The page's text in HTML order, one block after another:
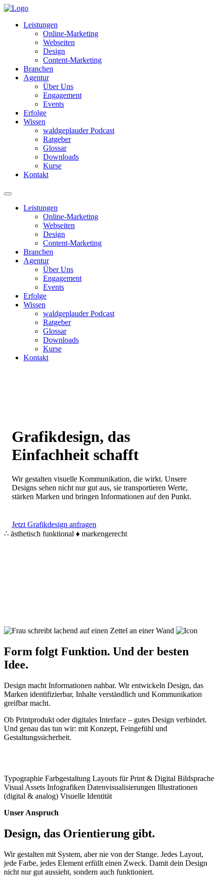
Leistungen
Online-Marketing
Webseiten
Design
Content-Marketing
Branchen
Agentur
Über Uns
Engagement
Events
Erfolge
Wissen
waldgeplauder Podcast
Ratgeber
Glossar
Downloads
Kurse
Kontakt
Leistungen
Online-Marketing
Webseiten
Design
Content-Marketing
Branchen
Agentur
Über Uns
Engagement
Events
Erfolge
Wissen
waldgeplauder Podcast
Ratgeber
Glossar
Downloads
Kurse
Kontakt
Grafikdesign, das
Einfachheit schafft
Wir gestalten visuelle Kommunikation, die wirkt. Unsere
Designs sehen nicht nur gut aus, sie transportieren Werte,
stärken Marken und bringen Informationen auf den Punkt.
Jetzt Grafikdesign anfragen
∴ ästhetisch funktional ♦ markengerecht
Form folgt Funktion. Und der besten
Idee.
Design macht Informationen nahbar. Wir entwickeln Design, das
Marken identifizierbar, Inhalte verständlich und Kommunikation
greifbar macht.
Ob Printprodukt oder digitales Interface – gutes Design verbindet.
Und genau das tun wir: mit Konzept, Feingefühl und
Gestaltungssicherheit.
Typographie Farbgestaltung Layouts für Print & Digital Bildsprache
Visual Assets Infografiken Datenvisualisierungen Illustrationen
(digital & analog) Visuelle Identität
Unser Anspruch
Design, das Orientierung gibt.
Wir gestalten mit System, aber nie von der Stange. Jedes Layout,
jede Farbe, jedes Element erfüllt einen Zweck. Damit dein Design
nicht nur gut aussieht, sondern auch funktioniert.